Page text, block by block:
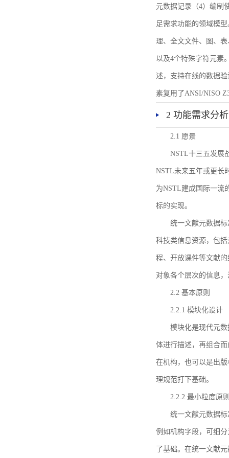
元数据记录（4）编制
足需求功能的领域模
理、全文文件、图、
以及4个特殊字符元素
述，支持在线的数据
素复用了ANSI/NISO
2 功能需求分析
2.1 愿景
NSTL十三五发展
NSTL未来五年或更长
为NSTL建成国际一流
标的实现。
统一文献元数据
科技类信息资源，包
程、开放课件等文献
对象各个层次的信息
2.2 基本原则
2.2.1 模块化设计
模块化是现代元
体进行描述，再组合
在机构，也可以是出
理规范打下基础。
2.2.2 最小粒度原
统一文献元数据
例如机构字段，可细
了基础。在统一文献